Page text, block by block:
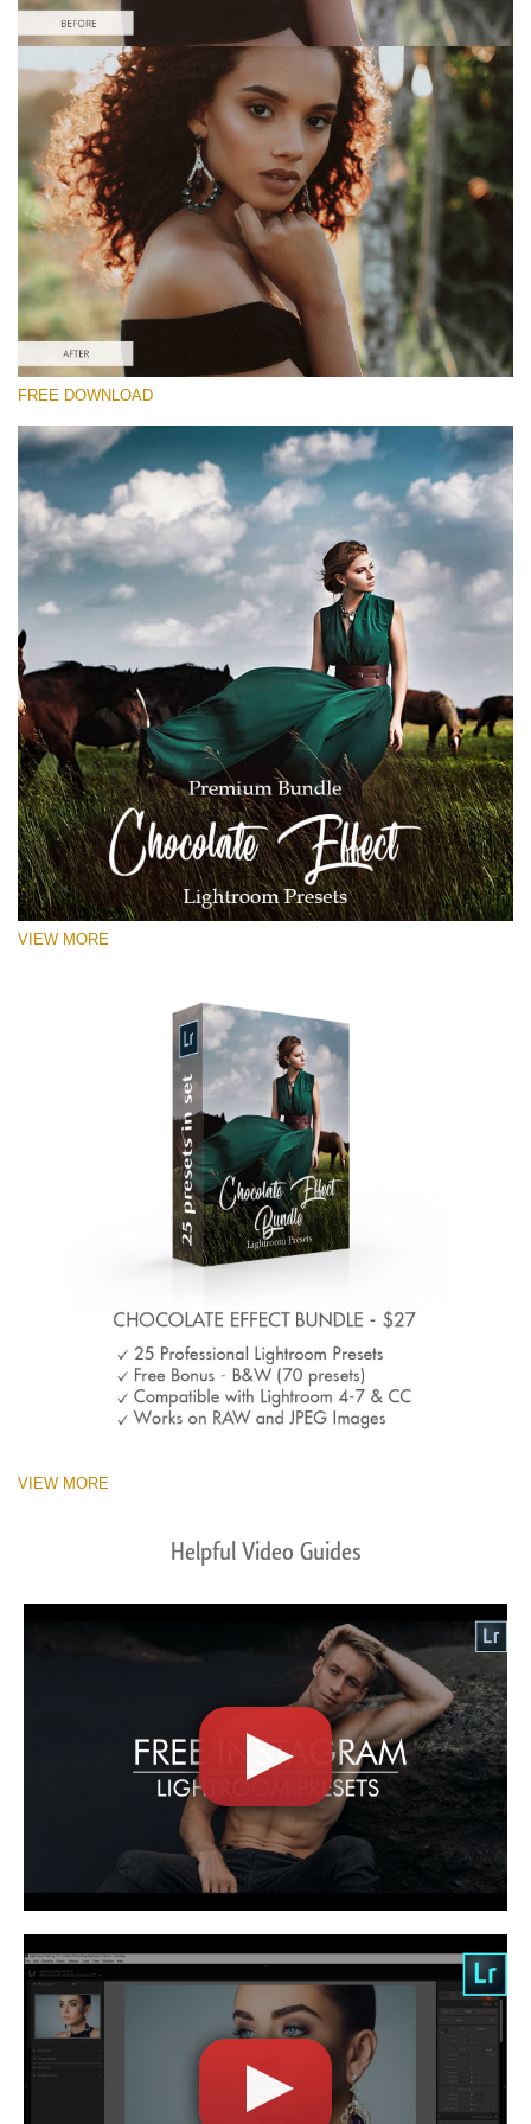
Proszę wybrać
Free Instagram Preset #24
Chocolate Effect
(25 Lr Presets)
Wedding Collection
(400 Lr Presets)
Must-Have Collection
(1432 Lr Presets)
Darmowe Pobieranie
FREE DOWNLOAD
VIEW MORE
VIEW MORE
Helpful Video Guides